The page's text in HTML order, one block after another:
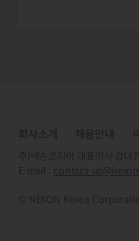
contact-
© NEXON Korea